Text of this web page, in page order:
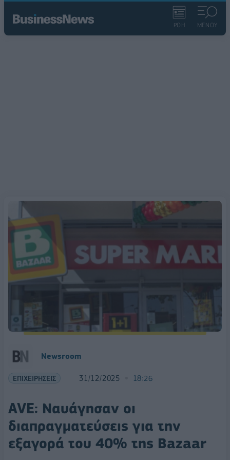
ΡΟΗ ΜΕΝΟΥ
Newsroom
ΕΠΙΧΕΙΡΗΣΕΙΣ 31/12/2025 18:26
AVE: Ναυάγησαν οι
διαπραγματεύσεις για την
εξαγορά του 40% της Bazaar